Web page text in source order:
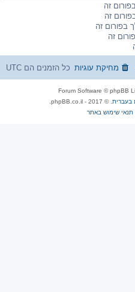
זה
זה
בפורום זה
זה
כל הזמנים הם UTC מחיקת עוגיות
. © 2017 - phpBB.co.il.
|תנאי שימוש באתר